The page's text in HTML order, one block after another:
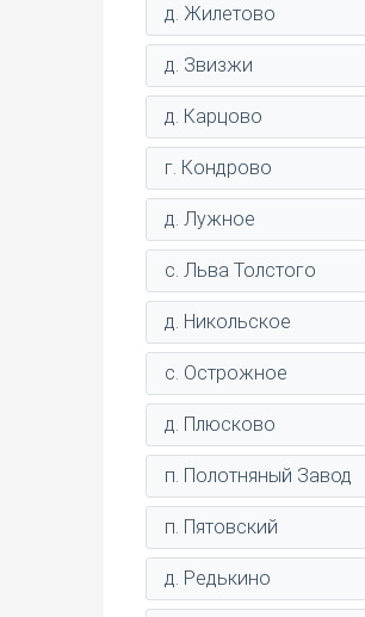
д. Жилетово
д. Звизжи
д. Карцово
г. Кондрово
д. Лужное
с. Льва Толстого
д. Никольское
с. Острожное
д. Плюсково
п. Полотняный Завод
п. Пятовский
д. Редькино